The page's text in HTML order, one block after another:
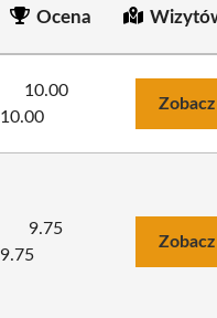
Ocena
10.00
10.00
9.75
9.75